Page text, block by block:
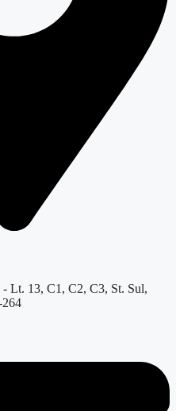
Lt. 13, C1, C2, C3, St. Sul,